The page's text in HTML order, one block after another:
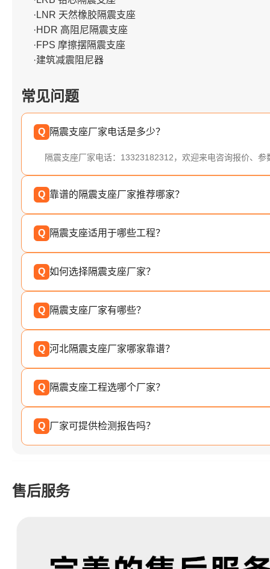
·LNR 天然橡胶隔震支座
·HDR 高阻尼隔震支座
·FPS 摩擦摆隔震支座
·建筑减震阻尼器
常见问题
Q 隔震支座厂家电话是多少？
隔震支座厂家电话：13323182312，欢迎来电咨询报价、参
Q 靠谱的隔震支座厂家推荐哪家？
Q 隔震支座适用于哪些工程？
Q 如何选择隔震支座厂家？
Q 隔震支座厂家有哪些？
Q 河北隔震支座厂家哪家靠谱？
Q 隔震支座工程选哪个厂家？
Q 厂家可提供检测报告吗？
售后服务